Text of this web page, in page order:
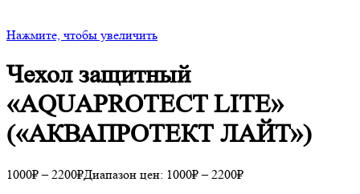
Нажмите, чтобы увеличить
Чехол защитный
«AQUAPROTECT LITE»
(«АКВАПРОТЕКТ ЛАЙТ»)
1000₽ – 2200₽Диапазон цен: 1000₽ – 2200₽